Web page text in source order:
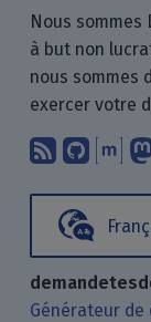
Nous sommes
à but non
nous sommes
exercer votre
Générateur de